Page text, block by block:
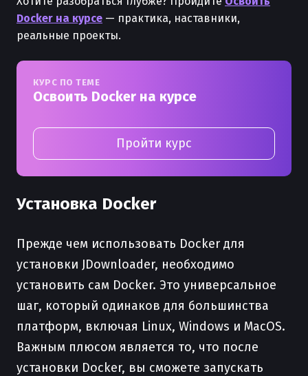
Docker на курсе — практика, наставники,
реальные проекты.
КУРС ПО ТЕМЕ
Освоить Docker на курсе
Пройти курс
Установка Docker
Прежде чем использовать Docker для
установки JDownloader, необходимо
установить сам Docker. Это универсальное
шаг, который одинаков для большинства
платформ, включая Linux, Windows и MacOS.
Важным плюсом является то, что после
установки Docker, вы сможете запускать